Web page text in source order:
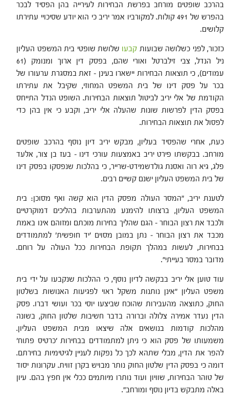
בהרכב שופטים מורחב בפרשת הבחירות לעירייה בהן הפסיד לבכר
בהפרש של 491 קולות. למקורביו אמר יריב כי הוא יודע שסיכויי עתירתו
קלושים.
כזכור, לפני כשלושה שבועות קבעו שלושת שופטי בית המשפט העליון
ניל הנדל, צבי זילברטל ואורי שהם, בפסק דין ארוך ומנומק (61
עמודים), כי תוצאות הבחירות יישארו בעינן – זאת במסגרת ערעורו של
בכר על פסק דינו של בית המשפט המחוזי, שקיבל את עתירתו
הקודמת של אלי יריב לביטול תוצאות הבחירות. השופט הנדל התייחס
בפסק הדין לפרשות שונות שהעלה אלי יריב, וקבע כי אין בהן כדי
לפסול את תוצאות הבחירות.
כעת, אחרי שהפסיד בעליון, מבקש יריב דיון נוסף בהרכב שופטים
מורחב. בבקשתו פירט יריב באמצעות עורכי דינו – בעז בן צור, אלעד
פלג, גיא רוה ואסנת גולדשמידט-שרייר, כי בהלכות שנפסקו בפסק דינו
של בית המשפט העליון ישנם קשיים רבים.
לטענת יריב, "המסר העולה מפסק הדין הוא קשה ואף מסוכן: בית
המשפט העליון, ברצותו להימנע מהתערבות בהליכים דמוקרטיים
ולכבד את רצון הבוחר – הגם שהליך בחירות מוכתם ומזוהם אינו באמת
מכבד את רצון הבוחר – נתן במובן מסוים 'יד חופשית' למתמודדים
בבחירות, לעשות במהלך תקופת הבחירות ככל העולה על רוחם.
מדובר במסר בעייתי".
עוד טוען אלי יריב בבקשה לדיון נוסף, כי ההלכות שנקבעו על ידי בית
משפט העליון "אינן נותנות משקל ראוי לפגיעות האנושות בשלטון
החוק, כתוצאה מהעבירות שהוכח שביצעו יוסי בכר ועושי דברו. פסק
הדין נעדר אמירה צלולה וברורה בדבר חשיבות שלטון החוק, בשונה
מהלכות קודמות בנושאים אלה שיצאו מבית המשפט העליון.
משמעותו של פסק הוא כי ניתן למתמודדים בבחירות 'כרטיס פתוח'
להפר את הדין, מבלי שתהא לכך כל נפקות לעניין לגיטימיות בחירתם.
דומה כי בפסק הדין שלטון החוק נותר מבויש בקרן זווית. עקרונות יסוד
של טוהר הבחירות, שוויון ועוד נותרו מיותמים ככלי אין חפץ בהם. עיון
באלה מתבקש בדיון נוסף ומורחב".